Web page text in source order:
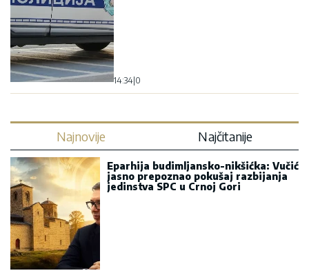
14:34 0
Najnovije Najčitanije
Eparhija budimljansko-nikšićka: Vučić
jasno prepoznao pokušaj razbijanja
jedinstva SPC u Crnoj Gori